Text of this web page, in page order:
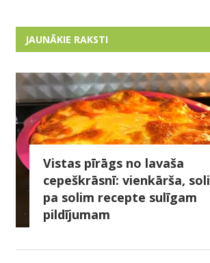
JAUNĀKIE RAKSTI
Vistas pīrāgs no lavaša
cepeškrāsnī: vienkārša, soli
pa solim recepte sulīgam
pildījumam